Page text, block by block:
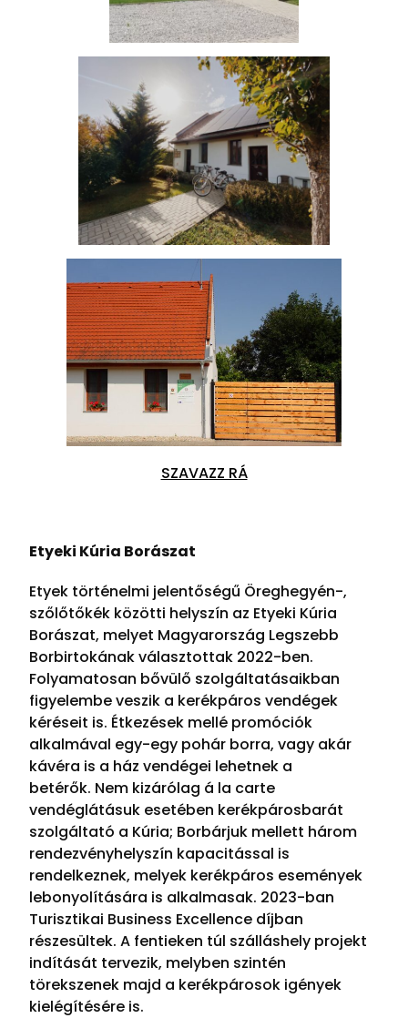
SZAVAZZ RÁ
Etyeki Kúria Borászat
Etyek történelmi jelentőségű Öreghegyén-,
szőlőtőkék közötti helyszín az Etyeki Kúria
Borászat, melyet Magyarország Legszebb
Borbirtokának választottak 2022-ben.
Folyamatosan bővülő szolgáltatásaikban
figyelembe veszik a kerékpáros vendégek
kéréseit is. Étkezések mellé promóciók
alkalmával egy-egy pohár borra, vagy akár
kávéra is a ház vendégei lehetnek a
betérők. Nem kizárólag á la carte
vendéglátásuk esetében kerékpárosbarát
szolgáltató a Kúria; Borbárjuk mellett három
rendezvényhelyszín kapacitással is
rendelkeznek, melyek kerékpáros események
lebonyolítására is alkalmasak. 2023-ban
Turisztikai Business Excellence díjban
részesültek. A fentieken túl szálláshely projekt
indítását tervezik, melyben szintén
törekszenek majd a kerékpárosok igények
kielégítésére is.